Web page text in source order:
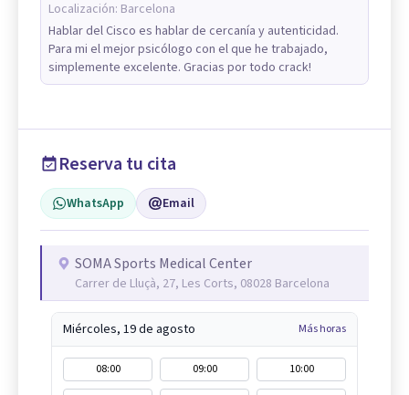
Localización: Barcelona
Hablar del Cisco es hablar de cercanía y autenticidad.
Para mi el mejor psicólogo con el que he trabajado,
simplemente excelente. Gracias por todo crack!
Reserva tu cita
WhatsApp Email
SOMA Sports Medical Center
Carrer de Lluçà, 27, Les Corts, 08028 Barcelona
Miércoles, 19 de agosto Más horas
08:00 09:00
10:00